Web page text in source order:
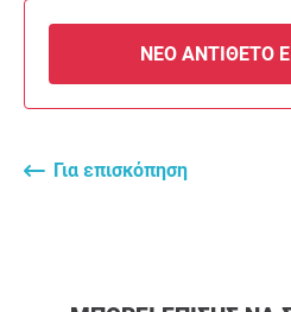
ΝΈΟ ΑΝΤΊΘΕΤΟ
Για επισκόπηση